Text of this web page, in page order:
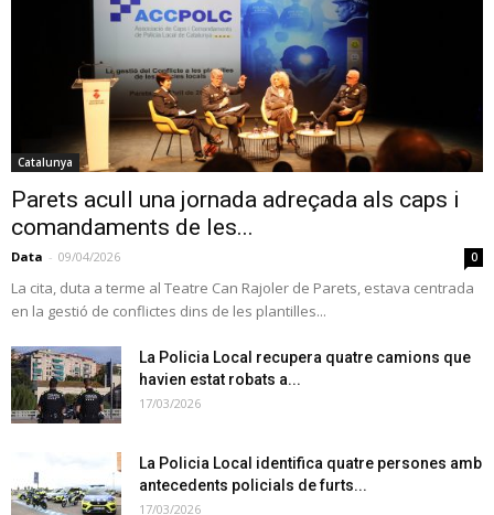
Catalunya
Parets acull una jornada adreçada als caps i
comandaments de les...
Data - 09/04/2026 0
La cita, duta a terme al Teatre Can Rajoler de Parets, estava centrada
en la gestió de conflictes dins de les plantilles...
La Policia Local recupera quatre camions que
havien estat robats a...
17/03/2026
La Policia Local identifica quatre persones amb
antecedents policials de furts...
17/03/2026